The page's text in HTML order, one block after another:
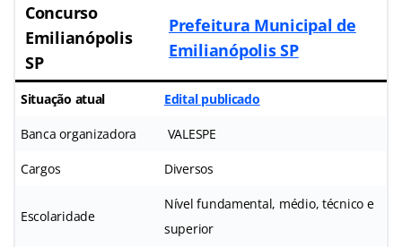
Concurso
Emilianópolis
SP
Prefeitura Municipal de
Emilianópolis SP
Situação atual Edital publicado
Banca organizadora VALESPE
Cargos Diversos
Escolaridade
Nível fundamental, médio, técnico e
superior